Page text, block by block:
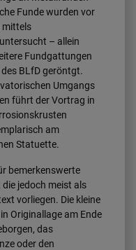
Funde wurden vor
mittels
– allein
Fundgattungen
BLfD geröntgt.
Umgangs
führt der Vortrag in
am
Statuette.
bemerkenswerte
jedoch meist als
vorliegen. Die kleine
Originallage am Ende
das
oder den